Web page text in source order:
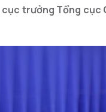
trưởng Tổng